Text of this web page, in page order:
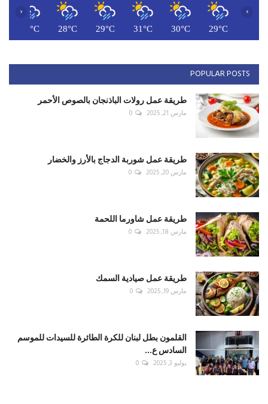
29°C
30°C
31°C
29°C
28°C
30°C
‹ ›
POPULAR POSTS
طريقة عمل رولات الباذنجان بالصوص الأحمر
مارس 21, 2025 0
طريقة عمل شوربة الدجاج بالأرز والخضار
مارس 20, 2025 0
طريقة عمل شاورما اللحمة
مارس 18, 2025 0
طريقة عمل صيادية السمك
مارس 19, 2025 0
القلمون بطل لبنان للكرة الطائرة للسيدات للموسم
السادس ع...
يوليو 3, 2025 0